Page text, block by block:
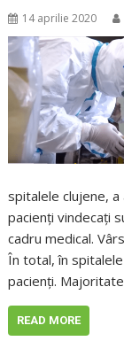
14 aprilie 2020
spitalele clujene,
pacienți vindecați
cadru medical.
În total, în
pacienți.
READ MORE